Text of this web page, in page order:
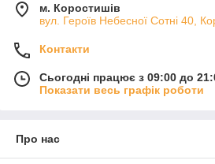
м. Коростишів
вул. Героїв Небесної Сотні 40,
Контакти
Сьогодні працює з 09:00 до
Показати весь графік роботи
Про нас